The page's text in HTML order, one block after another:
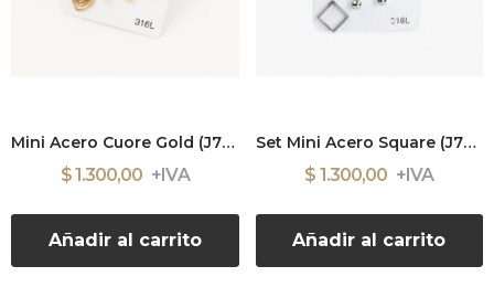
Mini Acero Cuore Gold (J7635)
$ 1.300,00
Añadir al carrito
Set Mini Acero Square (J7645)
$ 1.300,00
Añadir al carrito